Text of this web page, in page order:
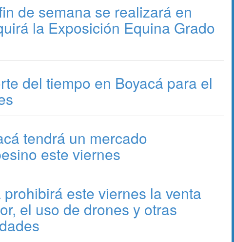
de semana se realizará en
la Exposición Equina Grado
del tiempo en Boyacá para el
tendrá un mercado
este viernes
prohibirá este viernes la venta
el uso de drones y otras